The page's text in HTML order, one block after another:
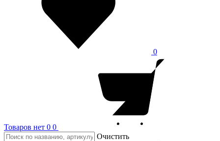
0
Товаров нет 0 0
Очистить